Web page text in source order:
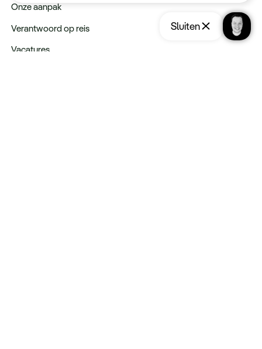
Sluiten
Onze aanpak
Verantwoord op reis
Vacatures